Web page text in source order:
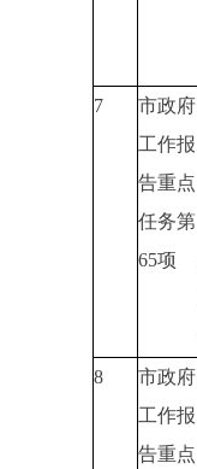
7
市政府
工作报
告重点
任务第
65项
8
市政府
工作报
告重点